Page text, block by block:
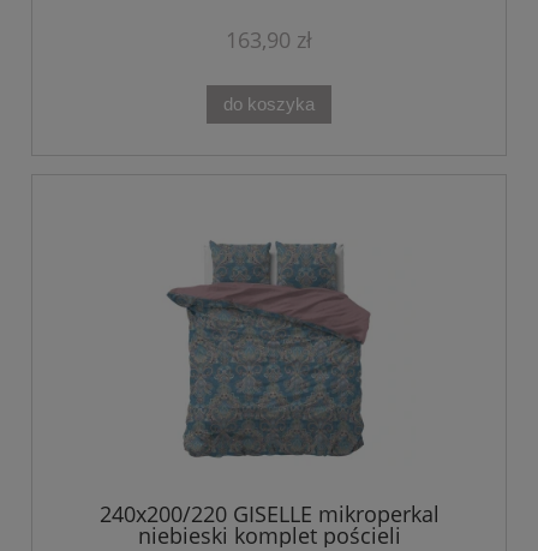
163,90 zł
do koszyka
240x200/220 GISELLE mikroperkal
niebieski komplet pościeli